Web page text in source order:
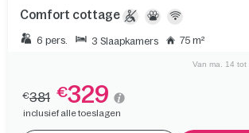
Comfort cottage
6 pers. 3 Slaapkamers 75 m²
Van ma. 14
€381 €329
inclusief alle toeslagen